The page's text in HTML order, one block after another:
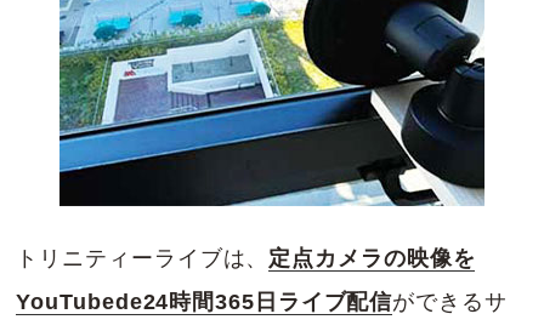
トリニティーライブは、 定点カメラの映像を
YouTubede24時間365日ライブ配信ができるサ